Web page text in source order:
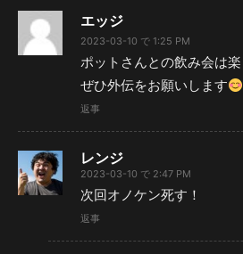
エッジ
2023-03-10 で 1:25 PM
ポットさんとの飲み会は
ぜひ外伝をお願いします
返事
レンジ
2023-03-10 で 2:47 PM
次回オノケン死す！
返事